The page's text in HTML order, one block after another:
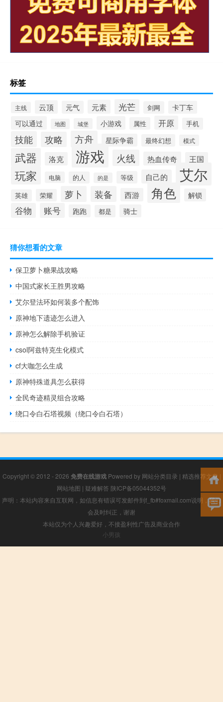
标签
主线 云顶 元气 元素 光芒 剑网 卡丁车
可以通过 地图 城堡 小游戏 属性 开原 手机
技能 攻略 方舟 星际争霸 最终幻想 模式
武器 洛克 游戏 火线 热血传奇 王国
玩家 电脑 的人 的是 等级 自己的 艾尔
英雄 荣耀 萝卜 装备 西游 角色 解锁
谷物 账号 跑跑 都是 骑士
猜你想看的文章
保卫萝卜糖果战攻略
中国式家长王胜男攻略
艾尔登法环如何装多个配饰
原神地下遗迹怎么进入
原神怎么解除手机验证
csol阿兹特克生化模式
cf大咖怎么生成
原神特殊道具怎么获得
全民奇迹精灵组合攻略
绕口令白石塔视频（绕口令白石塔）
Copyright © 2012 - 2026 免费在线游戏Powered by 网站分类目录 | 精选推荐文章 |
网站地图 | 疑难解答 陕ICP备05044352号
声明：本站内容来自互联网，如信息有错误可发邮件到f_fb#foxmail.com说明，我们
会及时纠正，谢谢
本站仅为个人兴趣爱好，不接盈利性广告及商业合作
小男孩